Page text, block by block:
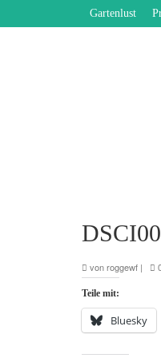
Gartenlust
vonroggewf |
Teile mit:
Bluesky